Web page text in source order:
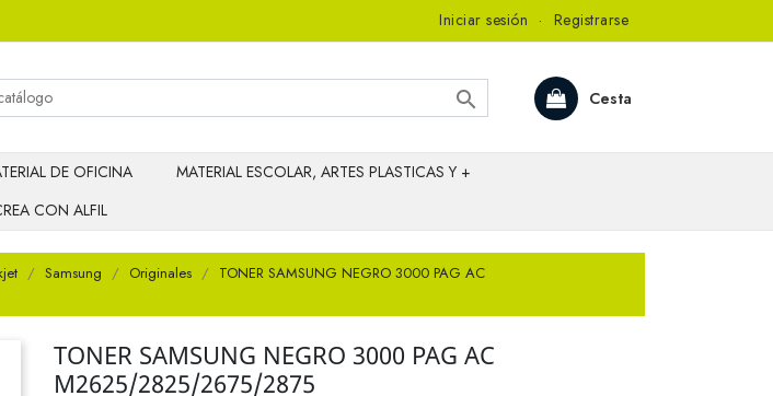
Iniciar sesión · Registrarse
Cesta

DE OFICINA
MATERIAL ESCOLAR, ARTES PLASTICAS Y +
CON ALFIL
Samsung Originales
TONER SAMSUNG NEGRO 3000 PAG AC
TONER SAMSUNG NEGRO 3000 PAG AC
M2625/2825/2675/2875